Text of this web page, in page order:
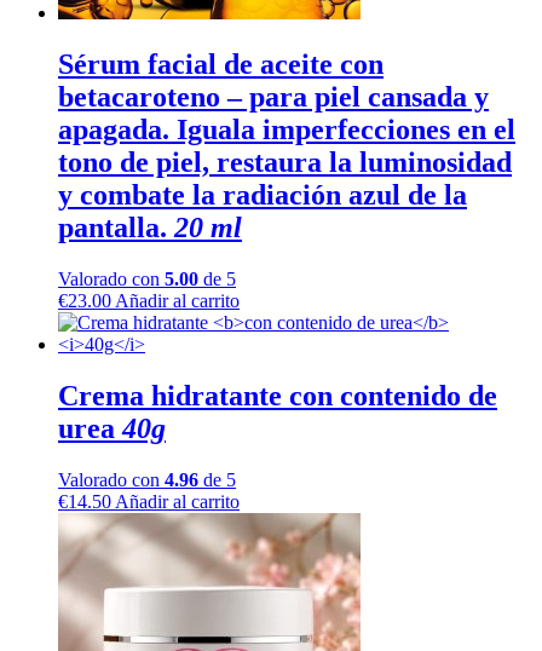
Sérum facial de aceite con
betacaroteno – para piel cansada y
apagada. Iguala imperfecciones en el
tono de piel, restaura la luminosidad
y combate la radiación azul de la
pantalla. 20 ml
Valorado con 5.00 de 5
€23.00 Añadir al carrito
Crema hidratante con contenido de
urea 40g
Valorado con 4.96 de 5
€14.50 Añadir al carrito